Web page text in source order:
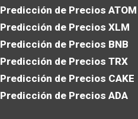
Predicción de Precios ATOM
Predicción de Precios XLM
Predicción de Precios BNB
Predicción de Precios TRX
Predicción de Precios CAKE
Predicción de Precios ADA